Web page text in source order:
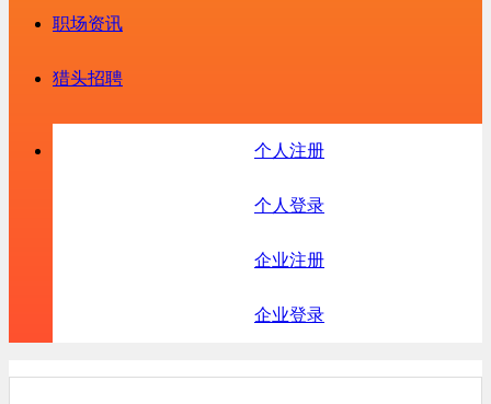
职场资讯
猎头招聘
个人注册
个人登录
企业注册
企业登录